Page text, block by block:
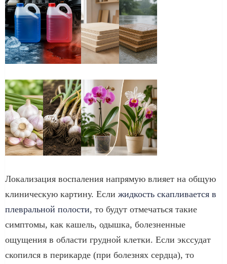
Локализация воспаления напрямую влияет на общую
клиническую картину. Если жидкость скапливается в
плевральной полости, то будут отмечаться такие
симптомы, как кашель, одышка, болезненные
ощущения в области грудной клетки. Если экссудат
скопился в перикарде (при болезнях сердца), то